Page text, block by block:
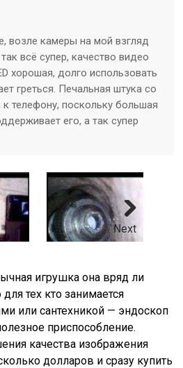
возле камеры на мой взгляд
всё супер, качество видео
хорошая, долго использовать
греться. Печальная штука со
телефону, поскольку большая
его, а так супер
Next
игрушка она вряд ли
тех кто занимается
или сантехникой — эндоскоп
приспособление.
качества изображения
долларов и сразу купить